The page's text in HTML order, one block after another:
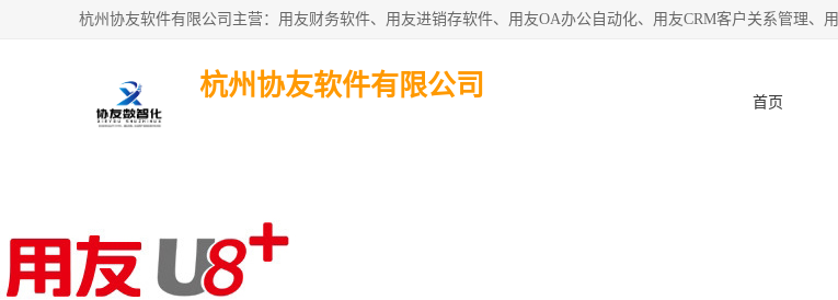
杭州协友软件有限公司
首页